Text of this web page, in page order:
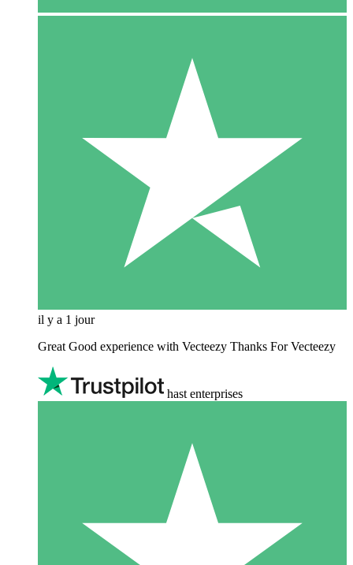
il y a 1 jour
Great Good experience with Vecteezy Thanks For Vecteezy
hast enterprises